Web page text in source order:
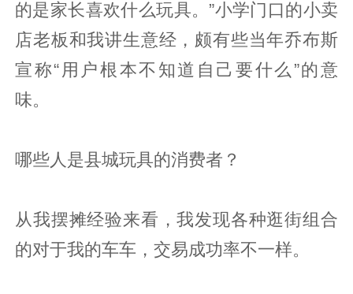
的是家长喜欢什么玩具。”小学门口的小卖
店老板和我讲生意经，颇有些当年乔布斯
宣称“用户根本不知道自己要什么”的意
味。
哪些人是县城玩具的消费者？
从我摆摊经验来看，我发现各种逛街组合
的对于我的车车，交易成功率不一样。